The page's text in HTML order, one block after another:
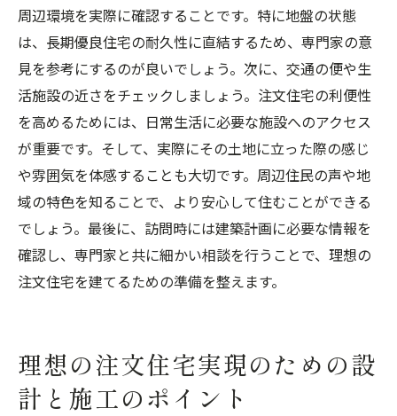
周辺環境を実際に確認することです。特に地盤の状態
は、長期優良住宅の耐久性に直結するため、専門家の意
見を参考にするのが良いでしょう。次に、交通の便や生
活施設の近さをチェックしましょう。注文住宅の利便性
を高めるためには、日常生活に必要な施設へのアクセス
が重要です。そして、実際にその土地に立った際の感じ
や雰囲気を体感することも大切です。周辺住民の声や地
域の特色を知ることで、より安心して住むことができる
でしょう。最後に、訪問時には建築計画に必要な情報を
確認し、専門家と共に細かい相談を行うことで、理想の
注文住宅を建てるための準備を整えます。
理想の注文住宅実現のための設
計と施工のポイント